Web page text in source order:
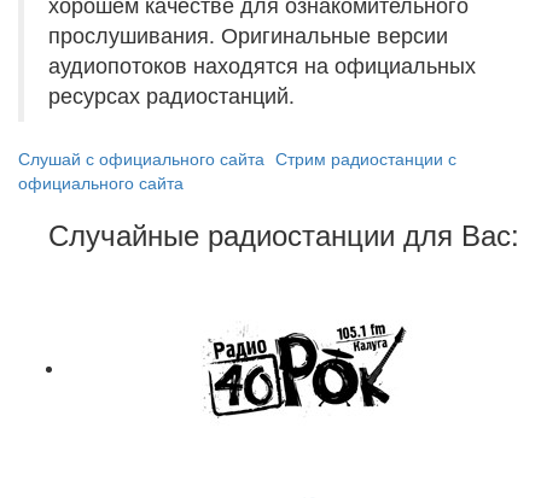
прослушивания. Оригинальные версии
аудиопотоков находятся на официальных
ресурсах радиостанций.
Слушай с официального сайта Стрим радиостанции с
официального сайта
Случайные радиостанции для Вас: